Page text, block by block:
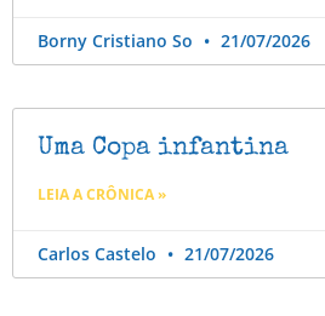
Borny Cristiano So 21/07/2026
Uma Copa infantina
LEIA A CRÔNICA »
Carlos Castelo 21/07/2026